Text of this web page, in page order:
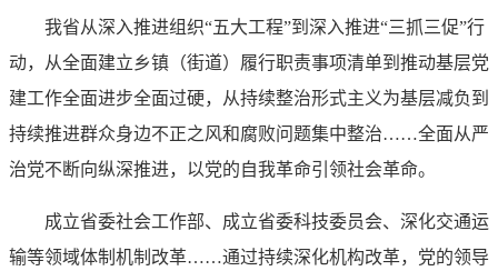
我省从深入推进组织“五大工程”到深入推进“三抓三促”行
动，从全面建立乡镇（街道）履行职责事项清单到推动基层党
建工作全面进步全面过硬，从持续整治形式主义为基层减负到
持续推进群众身边不正之风和腐败问题集中整治……全面从严
治党不断向纵深推进，以党的自我革命引领社会革命。
成立省委社会工作部、成立省委科技委员会、深化交通运
输等领域体制机制改革……通过持续深化机构改革，党的领导